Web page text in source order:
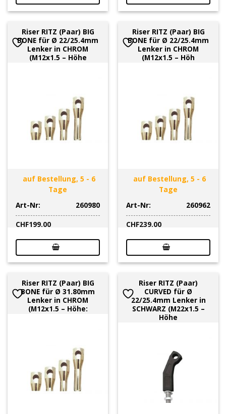
Riser RITZ (Paar) BIG
BONE für Ø 22/25.4mm
Lenker in CHROM
(M12x1.5 – Höhe
auf Bestellung, 5 - 6
Tage
Art-Nr:
260980
CHF199.00
Riser RITZ (Paar) BIG
BONE für Ø 22/25.4mm
Lenker in CHROM
(M12x1.5 – Höh
auf Bestellung, 5 - 6
Tage
Art-Nr:
260962
CHF239.00
Riser RITZ (Paar) BIG
BONE für Ø 31.80mm
Lenker in CHROM
(M12x1.5 – Höhe:
Riser RITZ (Paar)
CURVED für Ø
22/25.4mm Lenker in
SCHWARZ (M22x1.5 –
Höhe